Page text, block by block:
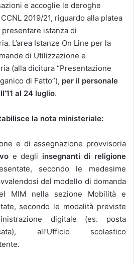
e accoglie le deroghe
2019/21, riguardo alla platea
istanza di
L’area Istanze On Line per la
di Utilizzazione e
(alla dicitura “Presentazione
di Fatto”), per il personale
al 24 luglio.
la nota ministeriale:
e di assegnazione provvisoria
e degli insegnanti di religione
secondo le medesime
del modello di domanda
MIM nella sezione Mobilità e
secondo le modalità previste
digitale (es. posta
all’Ufficio scolastico